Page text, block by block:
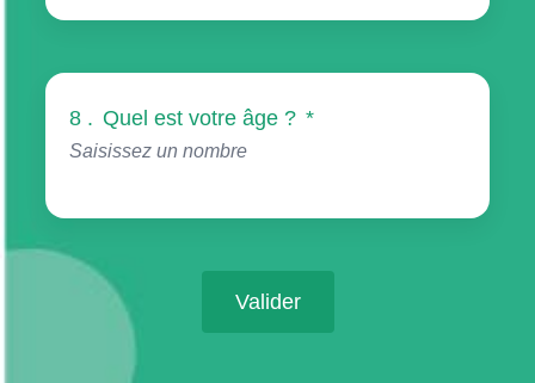
8 . Quel est votre âge ? *
Valider